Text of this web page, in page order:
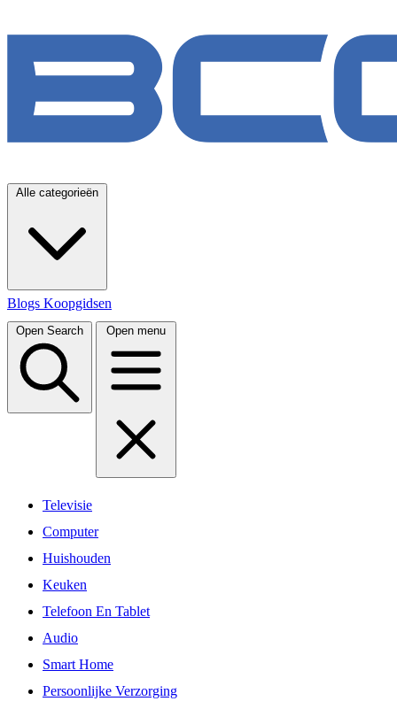
Alle categorieën
Blogs Koopgidsen
Open Search Open menu
Televisie
Computer
Huishouden
Keuken
Telefoon En Tablet
Audio
Smart Home
Persoonlijke Verzorging